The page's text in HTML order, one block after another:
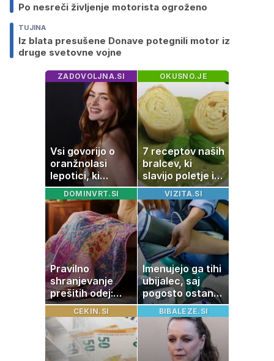
Po nesreči življenje motorista ogroženo
TUJINA
Iz blata presušene Donave potegnili motor iz
druge svetovne vojne
ZADOVOLJNA.SI
Vsi govorijo o
oranžnolasi
lepotici, ki
navdušuje s
skrivnostno
vlogo
OKUSNO.JE
7 receptov naših
bralcev, ki
slavijo poletje in
tradicijo
DOMINVRT.SI
Pravilno
shranjevanje
prešitih odej:
Kako ohraniti
družinsko
dediščino
VIZITA.SI
Imenujejo ga tihi
ubijalec, saj
pogosto ostane
neopažen:
nenavadni
simptomi
visokega
holesterola
CEKIN.SI BIBALEZE.SI